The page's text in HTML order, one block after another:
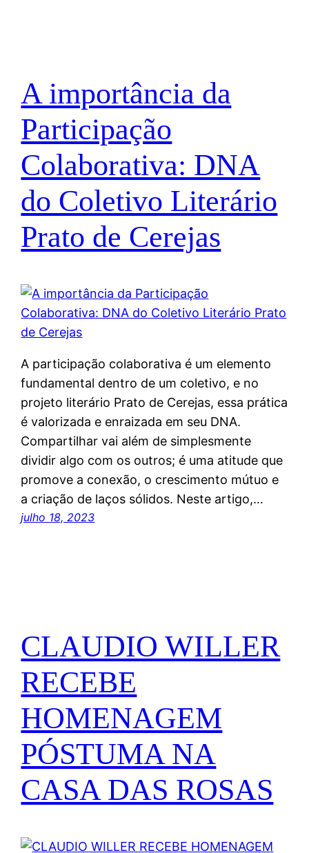
A importância da
Participação
Colaborativa: DNA
do Coletivo Literário
Prato de Cerejas
A participação colaborativa é um elemento
fundamental dentro de um coletivo, e no
projeto literário Prato de Cerejas, essa prática
é valorizada e enraizada em seu DNA.
Compartilhar vai além de simplesmente
dividir algo com os outros; é uma atitude que
promove a conexão, o crescimento mútuo e
a criação de laços sólidos. Neste artigo,…
julho 18, 2023
CLAUDIO WILLER
RECEBE
HOMENAGEM
PÓSTUMA NA
CASA DAS ROSAS